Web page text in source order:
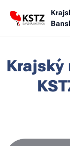
Krajský